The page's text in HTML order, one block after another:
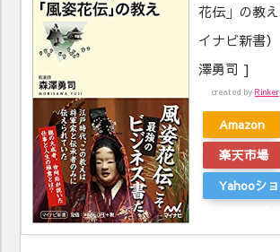
花伝」の教
イナビ新書
澤勇司 ]
created by Rinker
Amazon
楽天市場
Yahooショ